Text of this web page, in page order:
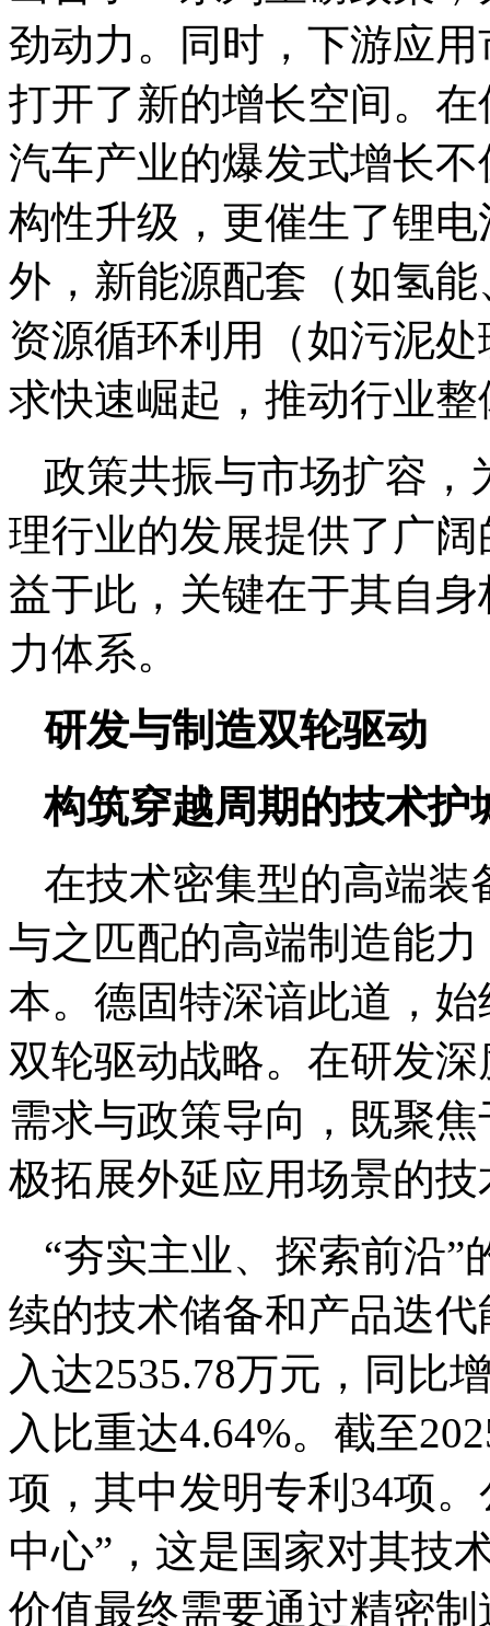
劲动力。同时，下游应
打开了新的增长空间。
汽车产业的爆发式增长
构性升级，更催生了锂
外，新能源配套（如氢
资源循环利用（如污泥
求快速崛起，推动行业
政策共振与市场扩容，
理行业的发展提供了广
益于此，关键在于其自
力体系。
研发与制造双轮驱动
构筑穿越周期的技术护
在技术密集型的高端装
与之匹配的高端制造能
本。德固特深谙此道，
双轮驱动战略。在研发
需求与政策导向，既聚
极拓展外延应用场景的
“夯实主业、探索前沿
续的技术储备和产品迭
入达2535.78万元，同比
入比重达4.64%。截至
项，其中发明专利34项
中心”，这是国家对其技
价值最终需要通过精密